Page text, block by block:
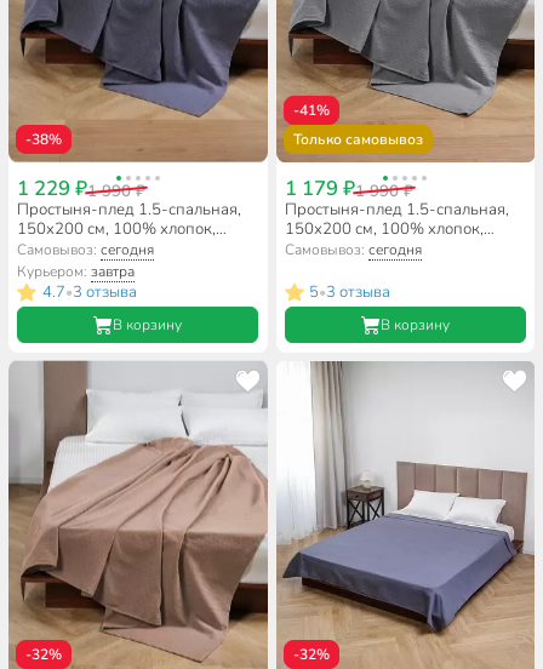
-38%
1 229 ₽1 990 ₽
Простыня-плед 1.5-спальная,
150х200 см, 100% хлопок,
вафельная ткань, 210 г/м2,
Волшебная ночь, Маренго
Самовывоз:сегодня
Курьером:завтра
4.7•3 отзыва
В корзину
-41%
Только самовывоз
1 179 ₽1 990 ₽
Простыня-плед 1.5-спальная,
150х200 см, 100% хлопок,
вафельная ткань, 210 г/м2,
серый
Самовывоз: сегодня
5•3 отзыва
В корзину
-32%
-32%